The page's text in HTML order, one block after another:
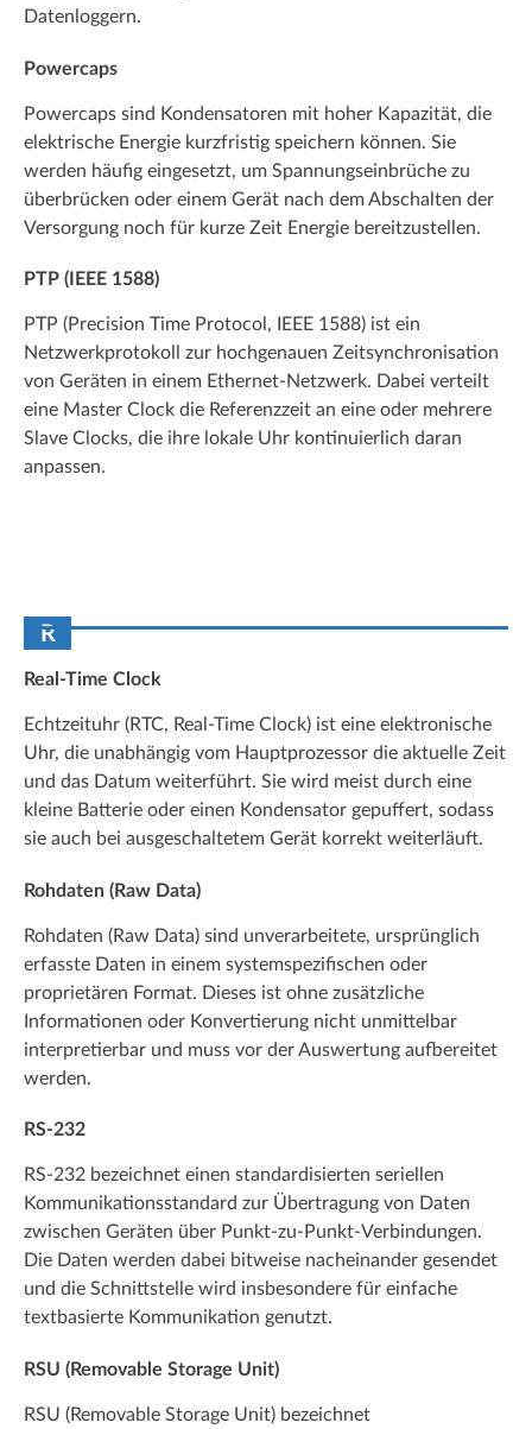
Datenloggern.
Powercaps
Powercaps sind Kondensatoren mit hoher Kapazität, die
elektrische Energie kurzfristig speichern können. Sie
werden häufig eingesetzt, um Spannungseinbrüche zu
überbrücken oder einem Gerät nach dem Abschalten der
Versorgung noch für kurze Zeit Energie bereitzustellen.
PTP (IEEE 1588)
PTP (Precision Time Protocol, IEEE 1588) ist ein
Netzwerkprotokoll zur hochgenauen Zeitsynchronisation
von Geräten in einem Ethernet-Netzwerk. Dabei verteilt
eine Master Clock die Referenzzeit an eine oder mehrere
Slave Clocks, die ihre lokale Uhr kontinuierlich daran
anpassen.
R
Real-Time Clock
Echtzeituhr (RTC, Real-Time Clock) ist eine elektronische
Uhr, die unabhängig vom Hauptprozessor die aktuelle Zeit
und das Datum weiterführt. Sie wird meist durch eine
kleine Batterie oder einen Kondensator gepuffert, sodass
sie auch bei ausgeschaltetem Gerät korrekt weiterläuft.
Rohdaten (Raw Data)
Rohdaten (Raw Data) sind unverarbeitete, ursprünglich
erfasste Daten in einem systemspezifischen oder
proprietären Format. Dieses ist ohne zusätzliche
Informationen oder Konvertierung nicht unmittelbar
interpretierbar und muss vor der Auswertung aufbereitet
werden.
RS-232
RS-232 bezeichnet einen standardisierten seriellen
Kommunikationsstandard zur Übertragung von Daten
zwischen Geräten über Punkt-zu-Punkt-Verbindungen.
Die Daten werden dabei bitweise nacheinander gesendet
und die Schnittstelle wird insbesondere für einfache
textbasierte Kommunikation genutzt.
RSU (Removable Storage Unit)
RSU (Removable Storage Unit) bezeichnet